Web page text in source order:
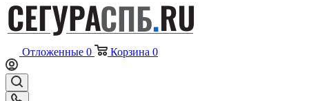
Отложенные 0 Корзина 0